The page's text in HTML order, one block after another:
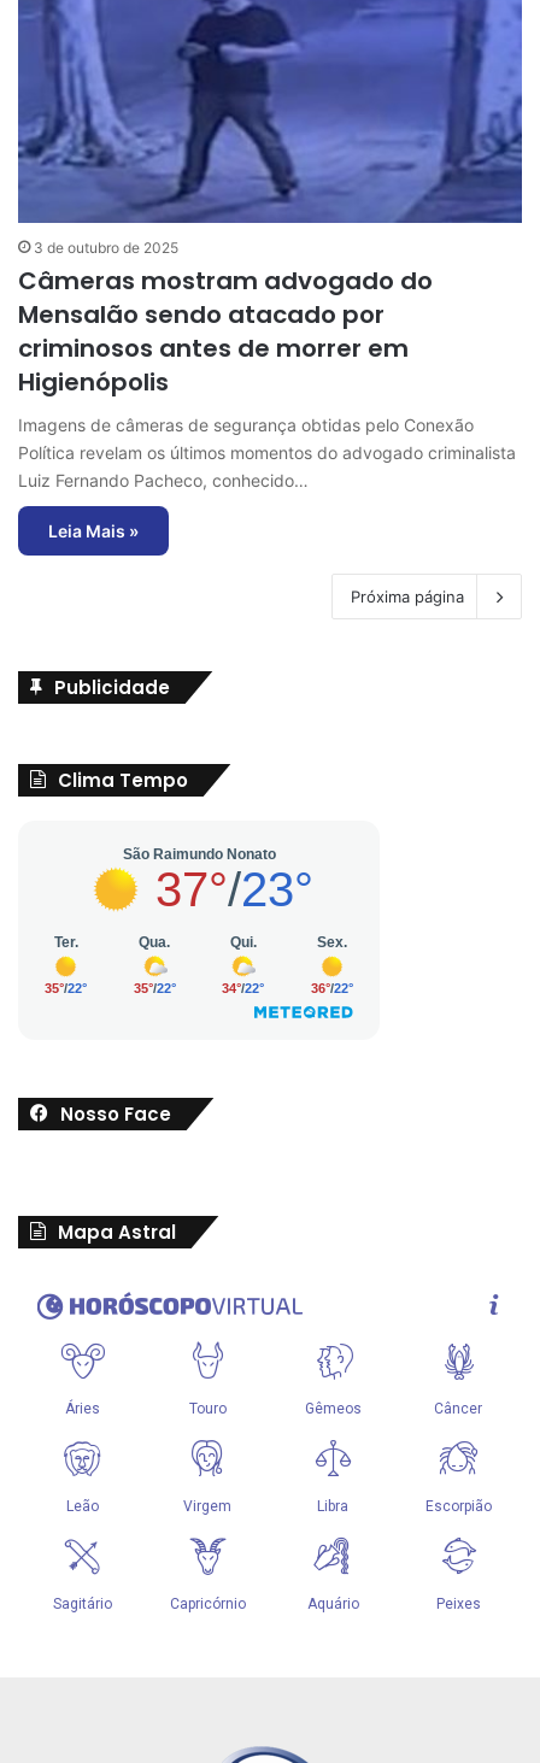
3 de outubro de 2025
Câmeras mostram advogado do
Mensalão sendo atacado por
criminosos antes de morrer em
Higienópolis
Imagens de câmeras de segurança obtidas pelo Conexão
Política revelam os últimos momentos do advogado criminalista
Luiz Fernando Pacheco, conhecido…
Leia Mais »
Próxima página
Publicidade
Clima Tempo
Nosso Face
Mapa Astral